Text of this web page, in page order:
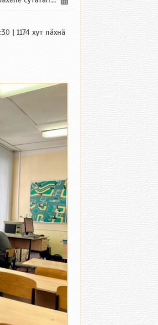
| 1174 хут пӑхнӑ